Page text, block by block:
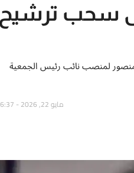
سحب ترشيح
لمنصب نائب رئيس الجمعية
مايو 22, 2026 - 16:37